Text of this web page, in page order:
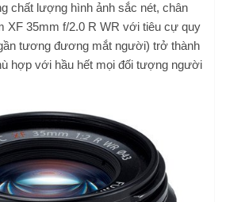
chất lượng hình ảnh sắc nét, chân
XF 35mm f/2.0 R WR với tiêu cự quy
tương đương mắt người) trở thành
hợp với hầu hết mọi đối tượng người